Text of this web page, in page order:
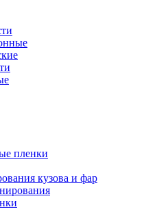
пленки
кузова и фар